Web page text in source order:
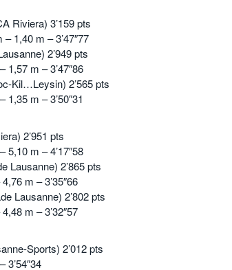
Riviera) 3’159 pts
1,40 m – 3’47″77
2’949 pts
1,57 m – 3’47″86
Kil…Leysin) 2’565 pts
1,35 m – 3’50″31
2’951 pts
5,10 m – 4’17″58
Lausanne) 2’865 pts
m – 3’35″66
Lausanne) 2’802 pts
m – 3’32″57
Sports) 2’012 pts
3’54″34